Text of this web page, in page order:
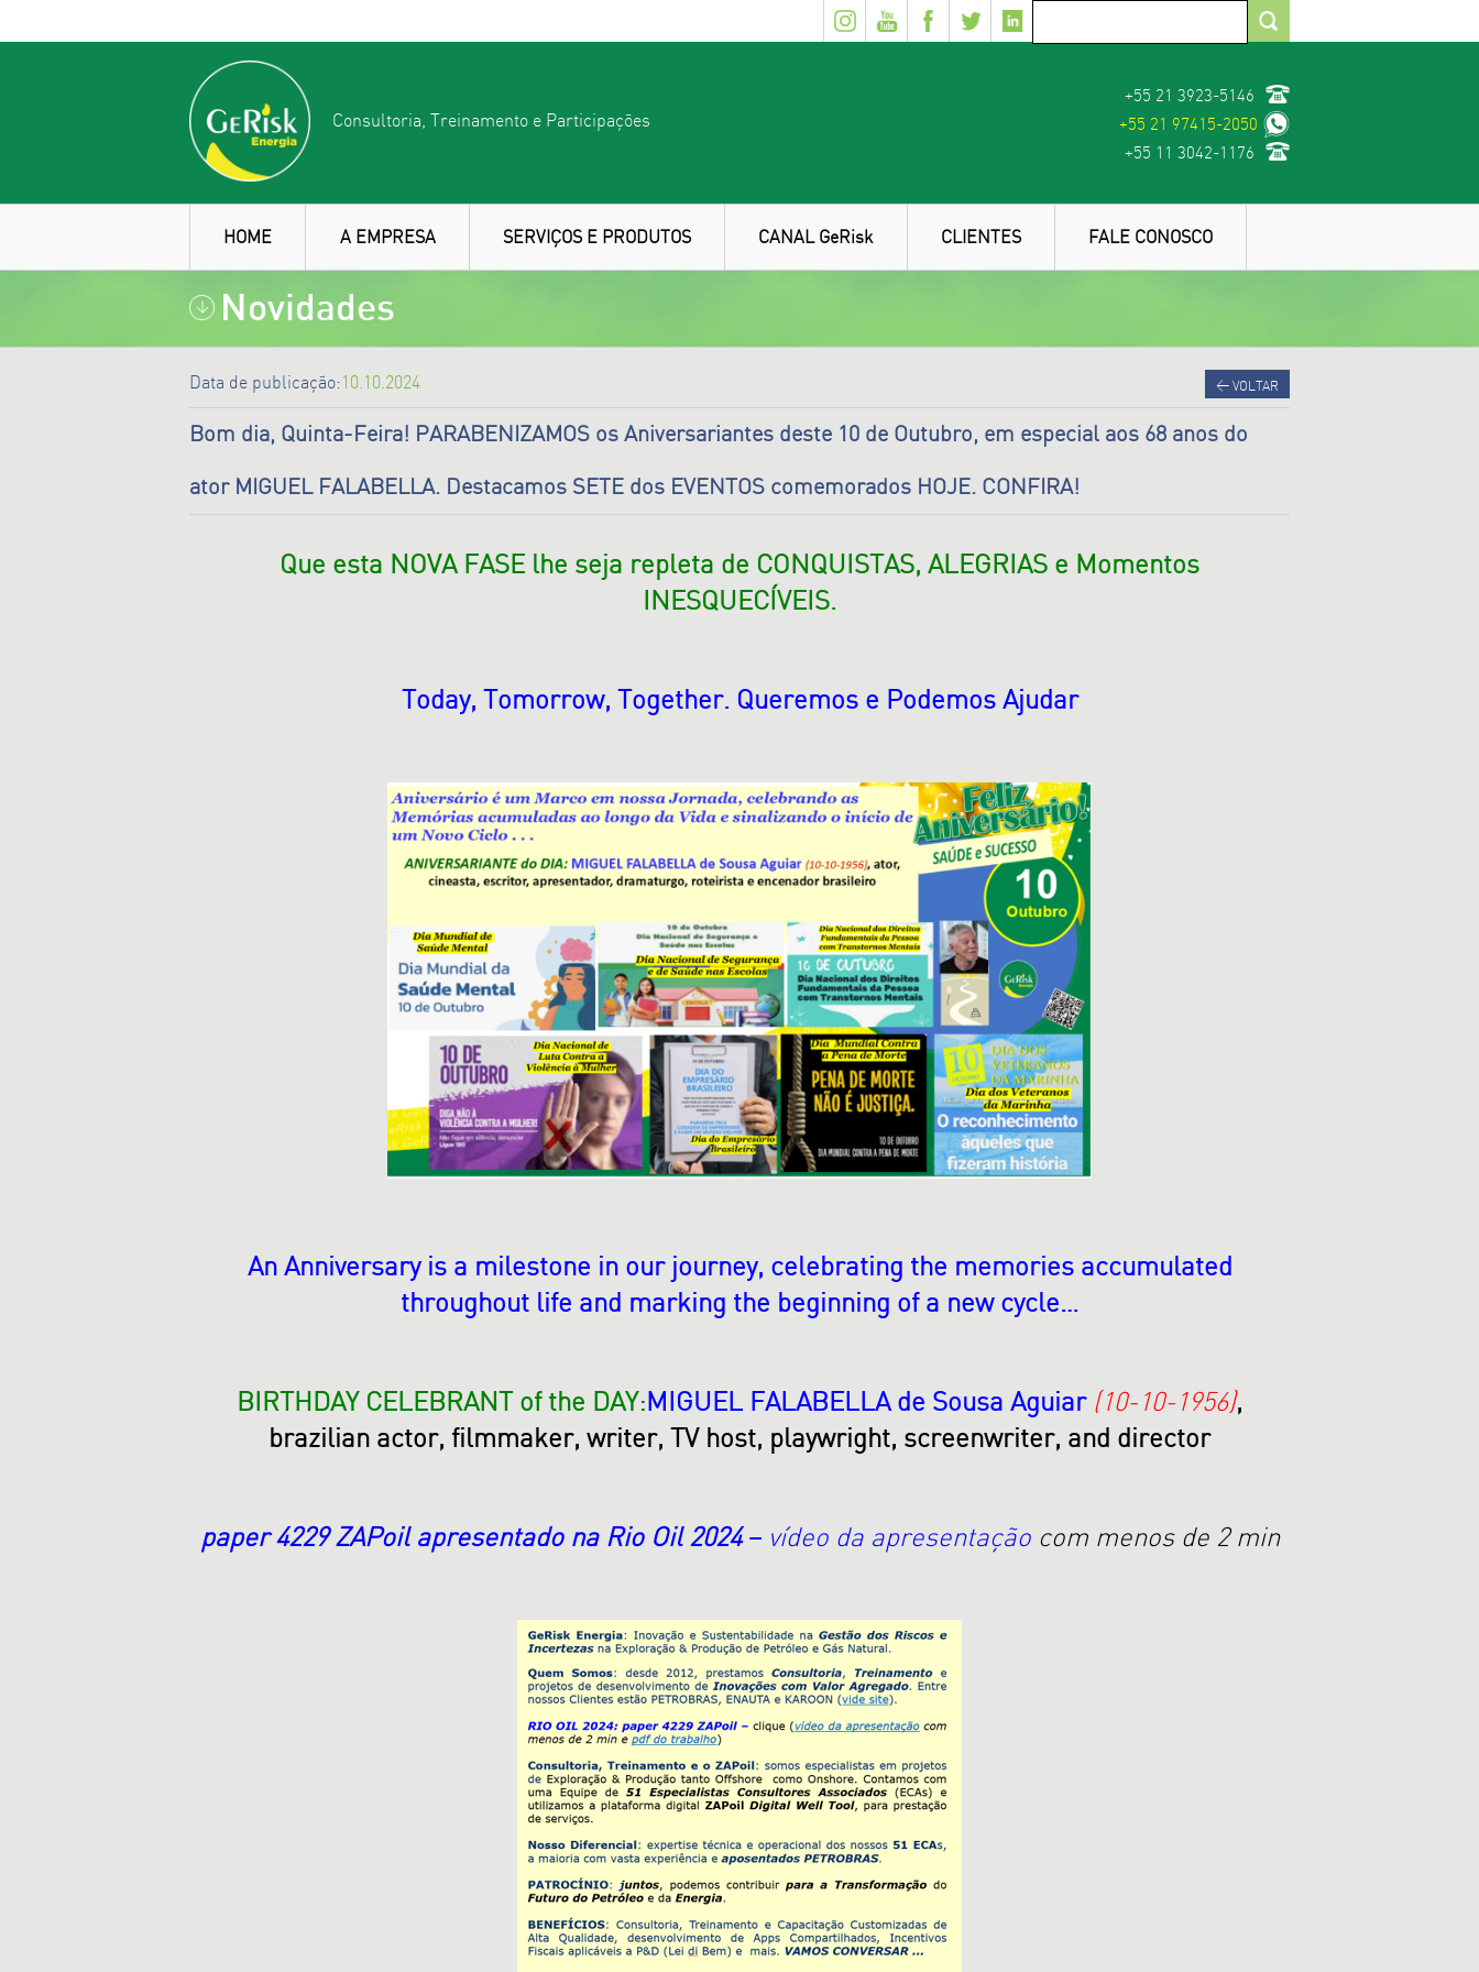
Consultoria, Treinamento e Participações
+55 21 3923-5146
+55 21 97415-2050
+55 11 3042-1176
HOME A EMPRESA SERVIÇOS E PRODUTOS CANAL GeRisk CLIENTES FALE CONOSCO
Novidades
Data de publicação:10.10.2024 < VOLTAR
Bom dia, Quinta-Feira! PARABENIZAMOS os Aniversariantes deste 10 de Outubro, em especial aos 68 anos do
ator MIGUEL FALABELLA. Destacamos SETE dos EVENTOS comemorados HOJE. CONFIRA!
Que esta NOVA FASE lhe seja repleta de CONQUISTAS, ALEGRIAS e Momentos
INESQUECÍVEIS.
Today, Tomorrow, Together. Queremos e Podemos Ajudar
An Anniversary is a milestone in our journey, celebrating the memories accumulated
throughout life and marking the beginning of a new cycle…
BIRTHDAY CELEBRANT of the DAY: MIGUEL FALABELLA de Sousa Aguiar (10-10-1956),
brazilian actor, filmmaker, writer, TV host, playwright, screenwriter, and director
paper4229 ZAPoilapresentado na Rio Oil 2024– vídeo da apresentaçãocom menos de 2 min